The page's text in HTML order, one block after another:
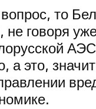
то
говоря
а это,